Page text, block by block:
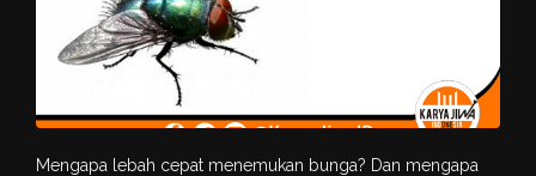
Mengapa lebah cepat menemukan bunga? Dan mengapa